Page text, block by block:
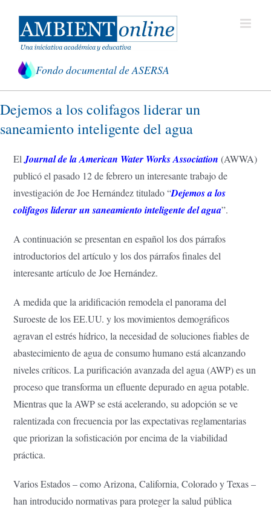
contenido
Fondo documental de ASERSA
Dejemos a los colifagos liderar un
saneamiento inteligente del agua
El Journal de la American Water Works Association (AWWA)
publicó el pasado 12 de febrero un interesante trabajo de
investigación de Joe Hernández titulado “Dejemos a los
colifagos liderar un saneamiento inteligente del agua”.
A continuación se presentan en español los dos párrafos
introductorios del artículo y los dos párrafos finales del
interesante artículo de Joe Hernández.
A medida que la aridificación remodela el panorama del
Suroeste de los EE.UU. y los movimientos demográficos
agravan el estrés hídrico, la necesidad de soluciones fiables de
abastecimiento de agua de consumo humano está alcanzando
niveles críticos. La purificación avanzada del agua (AWP) es un
proceso que transforma un efluente depurado en agua potable.
Mientras que la AWP se está acelerando, su adopción se ve
ralentizada con frecuencia por las expectativas reglamentarias
que priorizan la sofisticación por encima de la viabilidad
práctica.
Varios Estados – como Arizona, California, Colorado y Texas –
han introducido normativas para proteger la salud pública